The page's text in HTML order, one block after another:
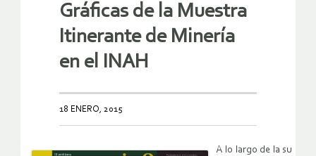
Gráficas de la Muestra
Itinerante de Minería
en el INAH
18 ENERO, 2015
A lo largo de la su